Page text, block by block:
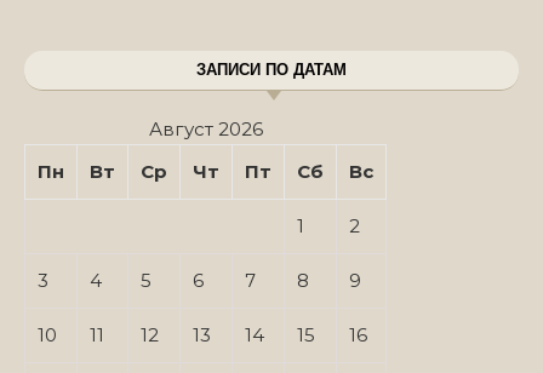
ЗАПИСИ ПО ДАТАМ
Август 2026
Пн
Вт Ср Чт Пт Сб Вс
1 2
3 4 5 6 7 8 9
10 11 12 13 14 15 16